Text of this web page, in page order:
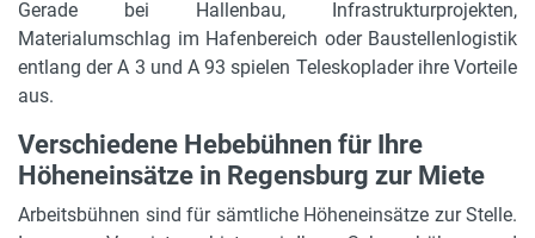
Gerade bei Hallenbau, Infrastrukturprojekten,
Materialumschlag im Hafenbereich oder Baustellenlogistik
entlang der A 3 und A 93 spielen Teleskoplader ihre Vorteile
aus.
Verschiedene Hebebühnen für Ihre
Höheneinsätze in Regensburg zur Miete
Arbeitsbühnen sind für sämtliche Höheneinsätze zur Stelle.